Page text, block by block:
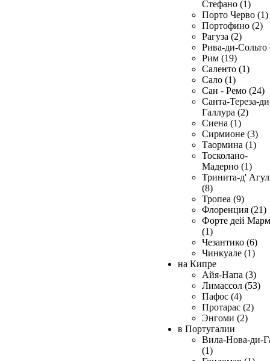
Стефано (1)
Порто Черво (1)
Портофино (2)
Рагуза (2)
Рива-ди-Сольто
Рим (19)
Саленто (1)
Сало (1)
Сан - Ремо (24)
Санта-Тереза-
Галлура (2)
Сиена (1)
Сирмионе (3)
Таормина (1)
Тосколано-
Мадерно (1)
Тринита-д'
(8)
Тропеа (9)
Флоренция (21)
Форте дей
(1)
Чезантико (6)
Чинкуале (1)
на Кипре
Айя-Напа (3)
Лимассол (53)
Пафос (4)
Протарас (2)
Энгоми (2)
в Португалии
Вила-Нова-ди-
(1)